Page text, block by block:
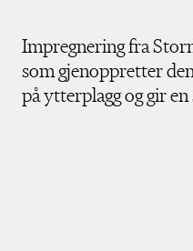
Impregnering fra
som gjenoppretter
på ytterplagg og gir